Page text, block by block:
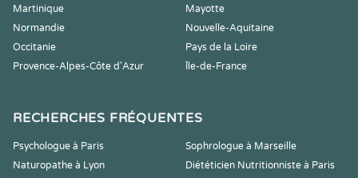
Martinique
Mayotte
Normandie
Nouvelle-Aquitaine
Occitanie
Pays de la Loire
Provence-Alpes-Côte d'Azur
Île-de-France
RECHERCHES FRÉQUENTES
Psychologue à Paris
Sophrologue à Marseille
Naturopathe à Lyon
Diététicien Nutritionniste à Paris